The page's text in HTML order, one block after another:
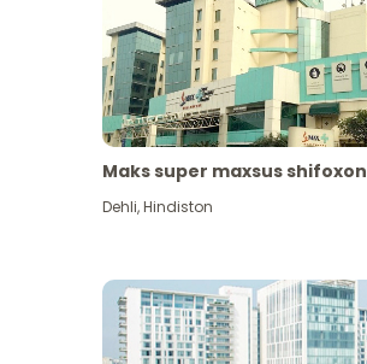
Maks super maxsus
Dehli,Hindiston